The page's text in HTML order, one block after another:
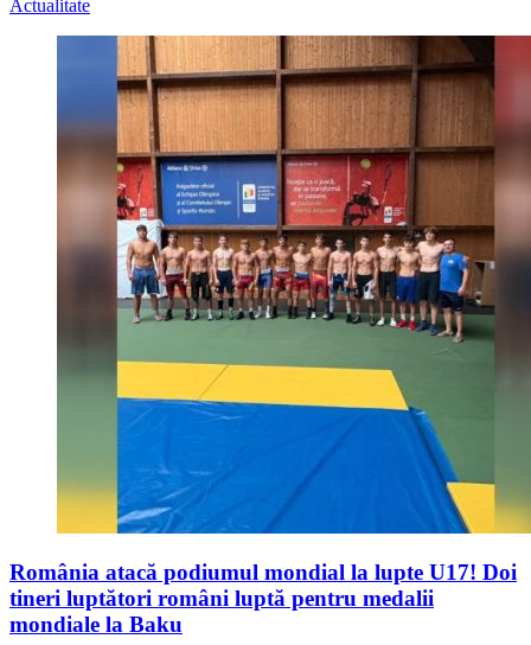
Actualitate
România atacă podiumul mondial la lupte U17! Doi
tineri luptători români luptă pentru medalii
mondiale la Baku